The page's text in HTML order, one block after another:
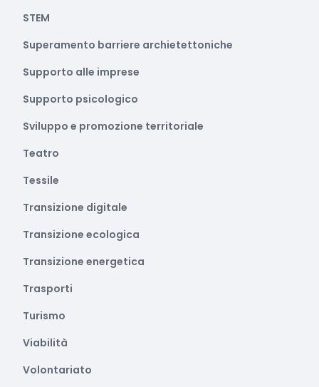
STEM
Superamento barriere archietettoniche
Supporto alle imprese
Supporto psicologico
Sviluppo e promozione territoriale
Teatro
Tessile
Transizione digitale
Transizione ecologica
Transizione energetica
Trasporti
Turismo
Viabilità
Volontariato